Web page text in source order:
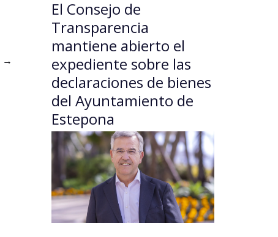
→
El Consejo de
Transparencia
mantiene abierto el
expediente sobre las
declaraciones de bienes
del Ayuntamiento de
Estepona